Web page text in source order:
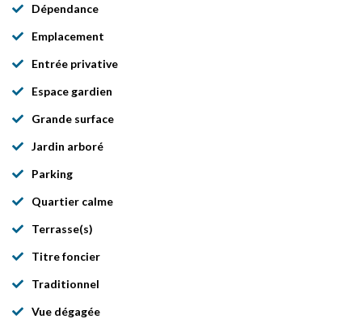
Dépendance
Emplacement
Entrée privative
Espace gardien
Grande surface
Jardin arboré
Parking
Quartier calme
Terrasse(s)
Titre foncier
Traditionnel
Vue dégagée